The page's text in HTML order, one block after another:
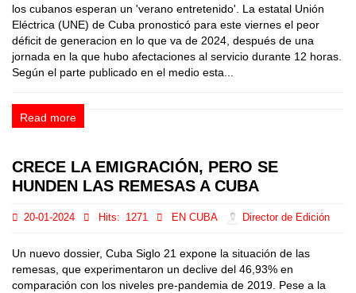
los cubanos esperan un 'verano entretenido'. La estatal Unión
Eléctrica (UNE) de Cuba pronosticó para este viernes el peor
déficit de generacion en lo que va de 2024, después de una
jornada en la que hubo afectaciones al servicio durante 12 horas.
Según el parte publicado en el medio esta...
Read more
CRECE LA EMIGRACIÓN, PERO SE
HUNDEN LAS REMESAS A CUBA
20-01-2024 Hits: 1271 EN CUBA Director de Edición
Un nuevo dossier, Cuba Siglo 21 expone la situación de las
remesas, que experimentaron un declive del 46,93% en
comparación con los niveles pre-pandemia de 2019. Pese a la